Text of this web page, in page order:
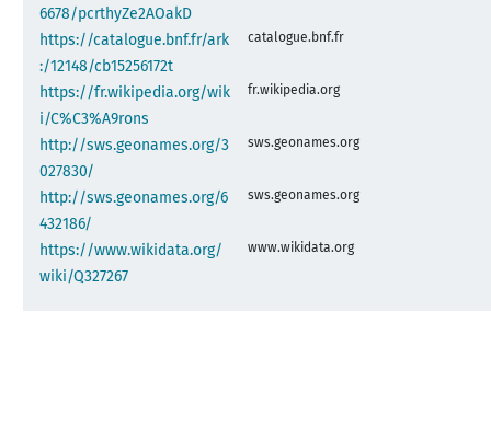
6678/pcrthyZe2AOakD
https://catalogue.bnf.fr/ark
:/12148/cb15256172t
catalogue.bnf.fr
https://fr.wikipedia.org/wik
i/C%C3%A9rons
fr.wikipedia.org
http://sws.geonames.org/3
027830/
sws.geonames.org
http://sws.geonames.org/6
432186/
sws.geonames.org
https://www.wikidata.org/
wiki/Q327267
www.wikidata.org